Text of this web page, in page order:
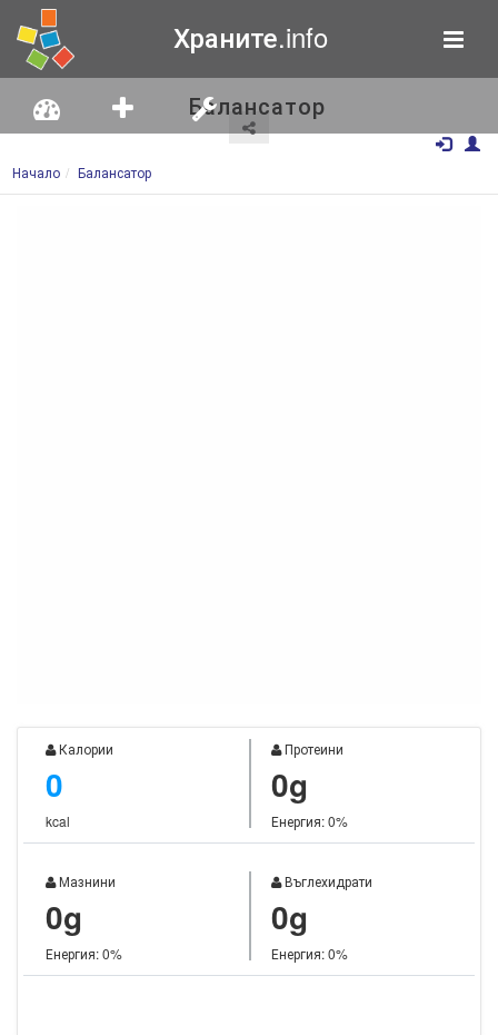
Храните.info
Балансатор
Начало Балансатор
Калории
0
kcal
Протеини
0g
Енергия: 0%
Мазнини
0g
Енергия: 0%
Въглехидрати
0g
Енергия: 0%